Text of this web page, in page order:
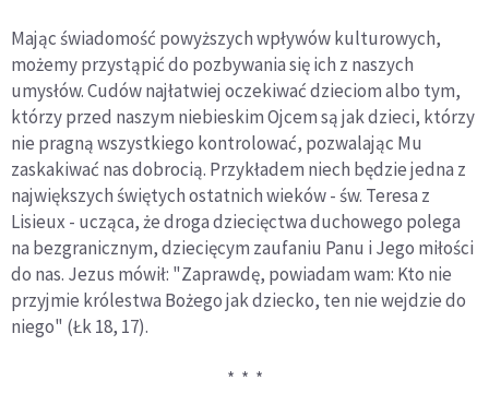
Mając świadomość powyższych wpływów kulturowych,
możemy przystąpić do pozbywania się ich z naszych
umysłów. Cudów najłatwiej oczekiwać dzieciom albo tym,
którzy przed naszym niebieskim Ojcem są jak dzieci, którzy
nie pragną wszystkiego kontrolować, pozwalając Mu
zaskakiwać nas dobrocią. Przykładem niech będzie jedna z
największych świętych ostatnich wieków - św. Teresa z
Lisieux - ucząca, że droga dziecięctwa duchowego polega
na bezgranicznym, dziecięcym zaufaniu Panu i Jego miłości
do nas. Jezus mówił: "Zaprawdę, powiadam wam: Kto nie
przyjmie królestwa Bożego jak dziecko, ten nie wejdzie do
niego" (Łk 18, 17).
* * *